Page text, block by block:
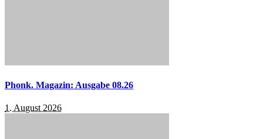
Phonk. Magazin: Ausgabe 08.26
1. August 2026